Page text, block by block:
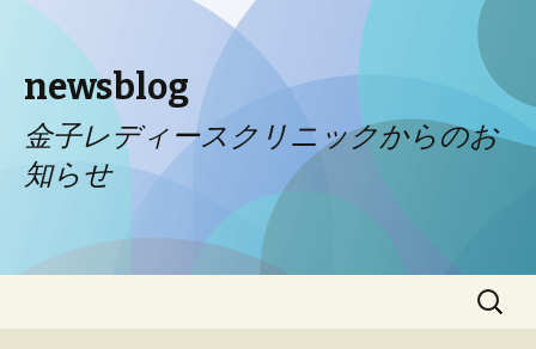
newsblog
金子レディースクリニックからのお
知らせ
検